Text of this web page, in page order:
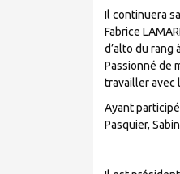
Il continuera
Fabrice
d’alto du rang
Passionné de
travailler avec
Ayant
Pasquier,